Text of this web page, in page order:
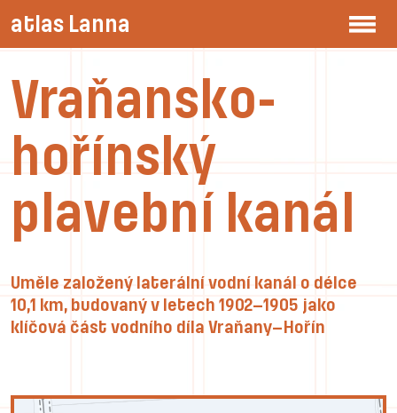
atlas Lanna
Vraňansko-
hořínský
plavební kanál
Uměle založený laterální vodní kanál o délce
10,1 km, budovaný v letech 1902–1905 jako
klíčová část vodního díla Vraňany–Hořín